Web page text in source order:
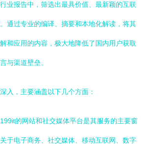
业报告中，筛选出最具价值、最新颖的互联
通过专业的编译、摘要和本地化解读，将其
和应用的内容，极大地降低了国内用户获取
与渠道壁垒。
入，主要涵盖以下几个方面：
199it的网站和社交媒体平台是其服务的主要窗
于电子商务、社交媒体、移动互联网、数字